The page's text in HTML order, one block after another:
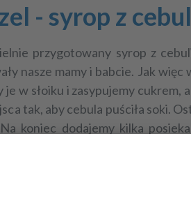
- syrop z
przygotowany syrop z
nasze mamy i babcie. Jak
w słoiku i zasypujemy cukrem,
tak, aby cebula puściła soki.
koniec dodajemy kilka
dziennie po łyżce stołowej.
- herbatki